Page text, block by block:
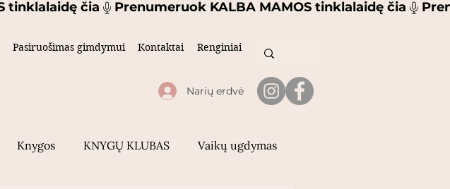
Pasiruošimas gimdymui Kontaktai Renginiai
Narių erdvė
Knygos KNYGŲ KLUBAS Vaikų ugdymas